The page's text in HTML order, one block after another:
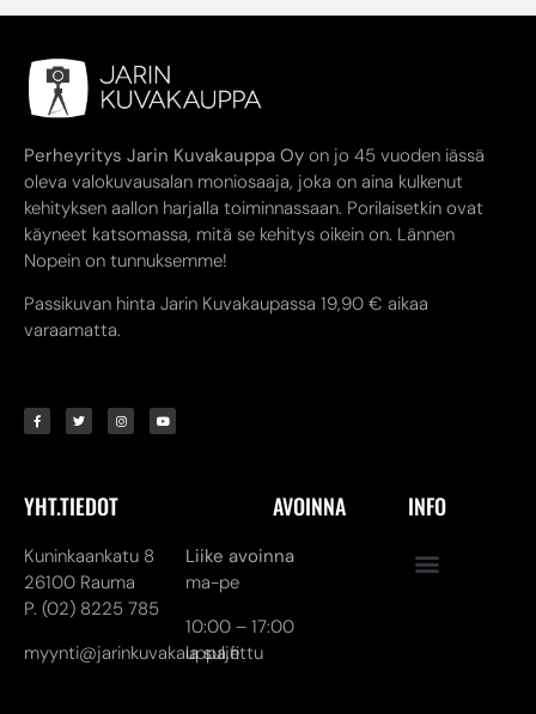
Perheyritys Jarin Kuvakauppa Oy on jo 45 vuoden iässä
oleva valokuvausalan moniosaaja, joka on aina kulkenut
kehityksen aallon harjalla toiminnassaan. Porilaisetkin ovat
käyneet katsomassa, mitä se kehitys oikein on. Lännen
Nopein on tunnuksemme!
Passikuvan hinta Jarin Kuvakaupassa 19,90 € aikaa
varaamatta.
YHT.TIEDOT
Kuninkaankatu 8
26100 Rauma
P. (02) 8225 785
myynti@jarinkuvakauppa.fi
AVOINNA
Liike avoinna
ma-pe
10:00 – 17:00
la suljettu
INFO